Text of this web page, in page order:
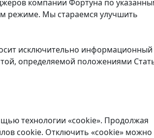
компании Фортуна по
режиме. Мы стараемся улучшить
исключительно информационный
определяемой положениями
технологии «cookie». Продолжая
cookie. Отключить «cookie» можно